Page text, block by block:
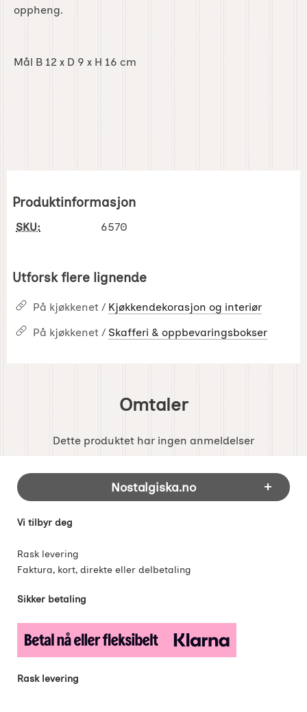
oppheng.
Mål B 12 x D 9 x H 16 cm
Produktinformasjon
SKU: 6570
Utforsk flere lignende
På kjøkkenet / Kjøkkendekorasjon og interiør
På kjøkkenet / Skafferi & oppbevaringsbokser
Omtaler
Dette produktet har ingen anmeldelser
Footer-innhold Blandet informasjon og
Nostalgiska.no
Vi tilbyr deg
Rask levering
Faktura, kort, direkte eller delbetaling
Sikker betaling
Rask levering